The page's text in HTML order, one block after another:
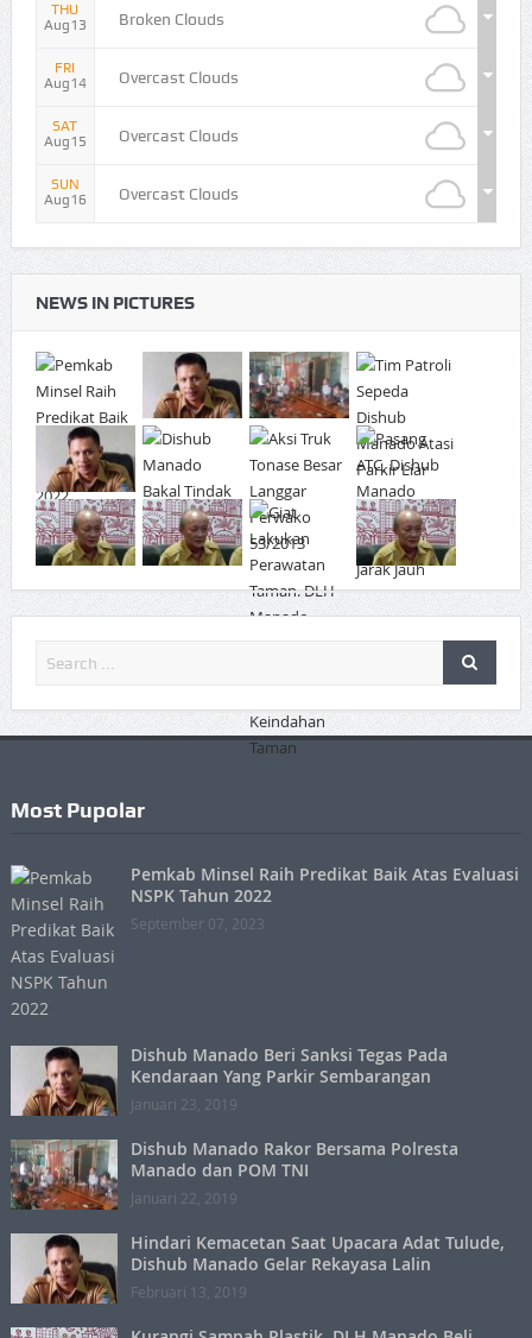
THU
Aug13
Broken Clouds
FRI
Aug14
Overcast Clouds
SAT
Aug15
Overcast Clouds
SUN
Aug16
Overcast Clouds
NEWS IN PICTURES
Most Pupolar
Pemkab Minsel Raih Predikat Baik Atas Evaluasi
NSPK Tahun 2022
September 07, 2023
Dishub Manado Beri Sanksi Tegas Pada
Kendaraan Yang Parkir Sembarangan
Januari 23, 2019
Dishub Manado Rakor Bersama Polresta
Manado dan POM TNI
Januari 22, 2019
Hindari Kemacetan Saat Upacara Adat Tulude,
Dishub Manado Gelar Rekayasa Lalin
Februari 13, 2019